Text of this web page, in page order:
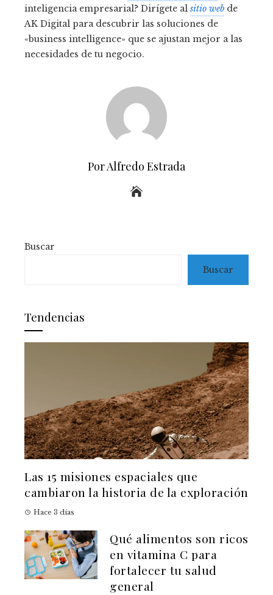
inteligencia empresarial? Dirígete alsitio web de
AK Digital para descubrir las soluciones de
«business intelligence» que se ajustan mejor a las
necesidades de tu negocio.
Por Alfredo Estrada
Buscar
Buscar
Tendencias
Las 15 misiones espaciales que
cambiaron la historia de la exploración
Hace 3 días
Qué alimentos son ricos
en vitamina C para
fortalecer tu salud
general